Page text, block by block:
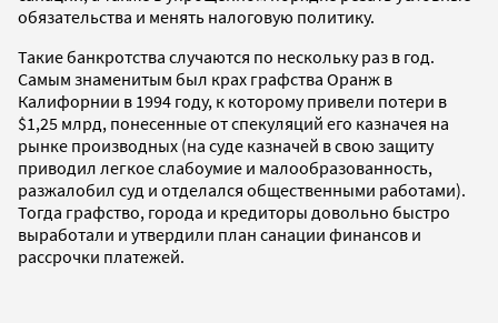
обязательства и менять налоговую политику.
Такие банкротства случаются по нескольку раз в год.
Самым знаменитым был крах графства Оранж в
Калифорнии в 1994 году, к которому привели потери в
$1,25 млрд, понесенные от спекуляций его казначея на
рынке производных (на суде казначей в свою защиту
приводил легкое слабоумие и малообразованность,
разжалобил суд и отделался общественными работами).
Тогда графство, города и кредиторы довольно быстро
выработали и утвердили план санации финансов и
рассрочки платежей.